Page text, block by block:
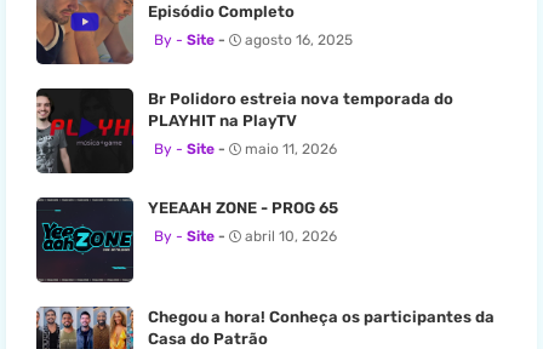
Episódio Completo
Site agosto 16, 2025
Br Polidoro estreia nova temporada do
PLAYHIT na PlayTV
Site maio 11, 2026
YEEAAH ZONE - PROG 65
Site abril 10, 2026
Chegou a hora! Conheça os participantes da
Casa do Patrão